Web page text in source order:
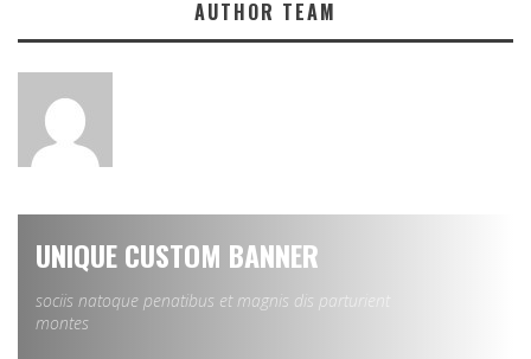
AUTHOR TEAM
UNIQUE CUSTOM BANNER
sociis natoque penatibus et magnis dis parturient
montes